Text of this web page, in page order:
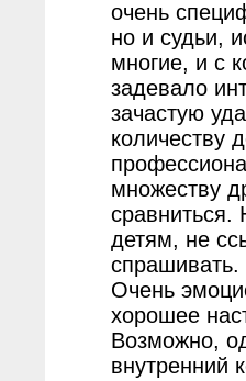
очень
но и судьи,
многие, и с
задевало
зачастую
количеству
множеству
сравниться.
детям, не
Очень
хорошее
Возможно,
внутренний